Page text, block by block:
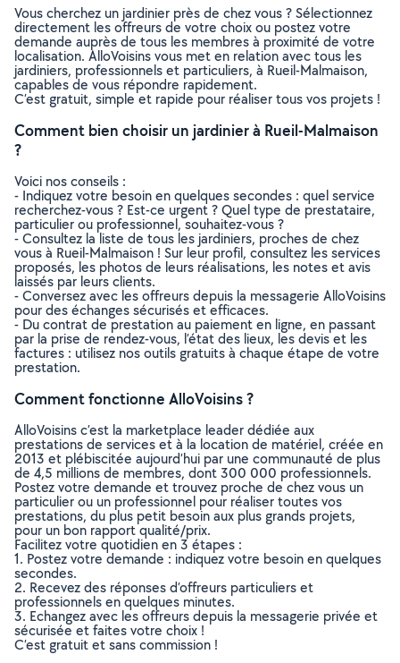
Vous cherchez un jardinier près de chez vous ? Sélectionnez
directement les offreurs de votre choix ou postez votre
demande auprès de tous les membres à proximité de votre
localisation. AlloVoisins vous met en relation avec tous les
jardiniers, professionnels et particuliers, à Rueil-Malmaison,
capables de vous répondre rapidement.
C’est gratuit, simple et rapide pour réaliser tous vos projets !
Comment bien choisir un jardinier à Rueil-Malmaison
?
Voici nos conseils :
- Indiquez votre besoin en quelques secondes : quel service
recherchez-vous ? Est-ce urgent ? Quel type de prestataire,
particulier ou professionnel, souhaitez-vous ?
- Consultez la liste de tous les jardiniers, proches de chez
vous à Rueil-Malmaison ! Sur leur profil, consultez les services
proposés, les photos de leurs réalisations, les notes et avis
laissés par leurs clients.
- Conversez avec les offreurs depuis la messagerie AlloVoisins
pour des échanges sécurisés et efficaces.
- Du contrat de prestation au paiement en ligne, en passant
par la prise de rendez-vous, l’état des lieux, les devis et les
factures : utilisez nos outils gratuits à chaque étape de votre
prestation.
Comment fonctionne AlloVoisins ?
AlloVoisins c’est la marketplace leader dédiée aux
prestations de services et à la location de matériel, créée en
2013 et plébiscitée aujourd’hui par une communauté de plus
de 4,5 millions de membres, dont 300 000 professionnels.
Postez votre demande et trouvez proche de chez vous un
particulier ou un professionnel pour réaliser toutes vos
prestations, du plus petit besoin aux plus grands projets,
pour un bon rapport qualité/prix.
Facilitez votre quotidien en 3 étapes :
1. Postez votre demande : indiquez votre besoin en quelques
secondes.
2. Recevez des réponses d’offreurs particuliers et
professionnels en quelques minutes.
3. Echangez avec les offreurs depuis la messagerie privée et
sécurisée et faites votre choix !
C’est gratuit et sans commission !